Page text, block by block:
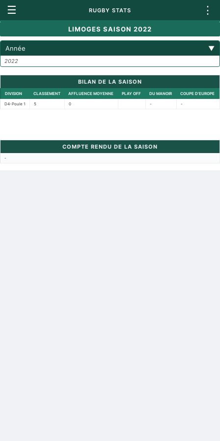
☰ RUGBY STATS ⋮
LIMOGES SAISON 2022
Année ▼
2022
BILAN DE LA SAISON
DIVISION CLASSEMENT AFFLUENCE MOYENNE PLAY OFF DU MANOIR COUPE D'EUROPE
D4-Poule 1 5 0 - -
COMPTE RENDU DE LA SAISON
-